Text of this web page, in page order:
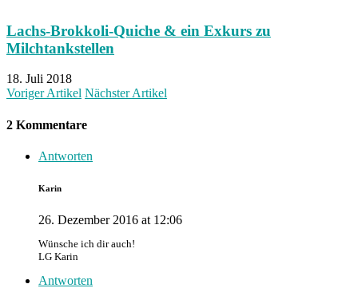
Lachs-Brokkoli-Quiche & ein Exkurs zu
Milchtankstellen
18. Juli 2018
Voriger Artikel Nächster Artikel
2 Kommentare
Antworten
Karin
26. Dezember 2016 at 12:06
Wünsche ich dir auch!
LG Karin
Antworten